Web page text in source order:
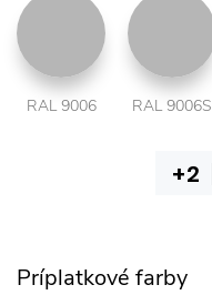
RAL 9006 RAL 9006S
Príplatkové farby